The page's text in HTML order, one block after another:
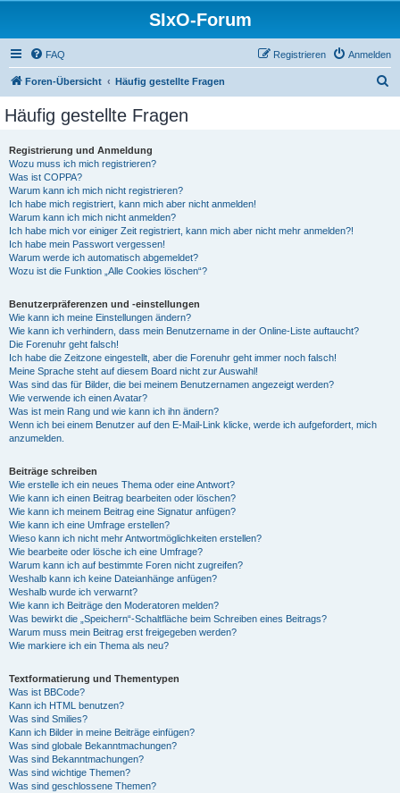
SIxO-Forum
FAQ Anmelden
Registrieren
Foren-Übersicht Häufig gestellte Fragen
Häufig gestellte Fragen
Registrierung und Anmeldung
Wozu muss ich mich registrieren?
Was ist COPPA?
Warum kann ich mich nicht registrieren?
Ich habe mich registriert, kann mich aber nicht anmelden!
Warum kann ich mich nicht anmelden?
Ich habe mich vor einiger Zeit registriert, kann mich aber nicht mehr anmelden?!
Ich habe mein Passwort vergessen!
Warum werde ich automatisch abgemeldet?
Wozu ist die Funktion „Alle Cookies löschen“?
Benutzerpräferenzen und -einstellungen
Wie kann ich meine Einstellungen ändern?
Wie kann ich verhindern, dass mein Benutzername in der Online-Liste auftaucht?
Die Forenuhr geht falsch!
Ich habe die Zeitzone eingestellt, aber die Forenuhr geht immer noch falsch!
Meine Sprache steht auf diesem Board nicht zur Auswahl!
Was sind das für Bilder, die bei meinem Benutzernamen angezeigt werden?
Wie verwende ich einen Avatar?
Was ist mein Rang und wie kann ich ihn ändern?
Wenn ich bei einem Benutzer auf den E-Mail-Link klicke, werde ich aufgefordert, mich
anzumelden.
Beiträge schreiben
Wie erstelle ich ein neues Thema oder eine Antwort?
Wie kann ich einen Beitrag bearbeiten oder löschen?
Wie kann ich meinem Beitrag eine Signatur anfügen?
Wie kann ich eine Umfrage erstellen?
Wieso kann ich nicht mehr Antwortmöglichkeiten erstellen?
Wie bearbeite oder lösche ich eine Umfrage?
Warum kann ich auf bestimmte Foren nicht zugreifen?
Weshalb kann ich keine Dateianhänge anfügen?
Weshalb wurde ich verwarnt?
Wie kann ich Beiträge den Moderatoren melden?
Was bewirkt die „Speichern“-Schaltfläche beim Schreiben eines Beitrags?
Warum muss mein Beitrag erst freigegeben werden?
Wie markiere ich ein Thema als neu?
Textformatierung und Thementypen
Was ist BBCode?
Kann ich HTML benutzen?
Was sind Smilies?
Kann ich Bilder in meine Beiträge einfügen?
Was sind globale Bekanntmachungen?
Was sind Bekanntmachungen?
Was sind wichtige Themen?
Was sind geschlossene Themen?